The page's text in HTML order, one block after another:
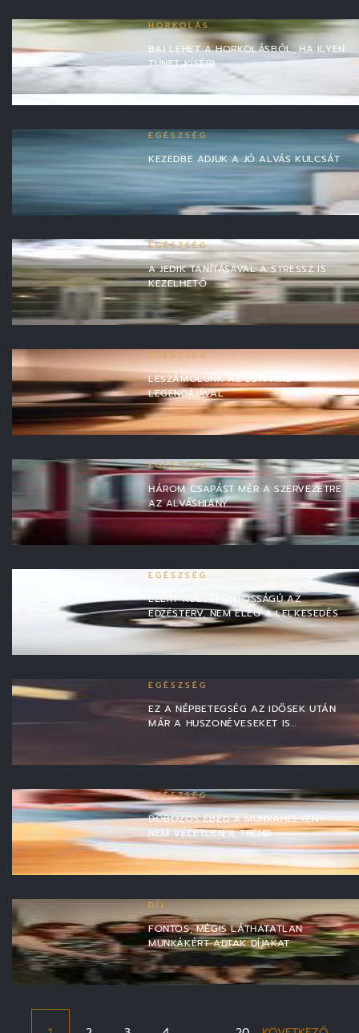
HORKOLÁS
BAJ LEHET A HORKOLÁSBÓL, HA ILYEN
TÜNET KÍSÉRI
EGÉSZSÉG
KEZEDBE ADJUK A JÓ ALVÁS KULCSÁT
EGÉSZSÉG
A JEDIK TANÍTÁSÁVAL A STRESSZ IS
KEZELHETŐ
EGÉSZSÉG
LESZÁMOLUNK AZ ESTI IVÁS
LEGENDÁJÁVAL
EGÉSZSÉG
HÁROM CSAPÁST MÉR A SZERVEZETRE
AZ ALVÁSHIÁNY
EGÉSZSÉG
EZÉRT KULCSFONTOSSÁGÚ AZ
EDZÉSTERV, NEM ELÉG A LELKESEDÉS
EGÉSZSÉG
EZ A NÉPBETEGSÉG AZ IDŐSEK UTÁN
MÁR A HUSZONÉVESEKET IS…
EGÉSZSÉG
DOBOZOS EBÉD A MUNKAHELYEN?
NEM VÉLETLEN A TREND
DÍJ
FONTOS, MÉGIS LÁTHATATLAN
MUNKÁKÉRT ADTAK DÍJAKAT